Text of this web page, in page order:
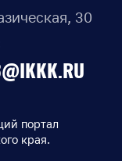
30
портал
края.